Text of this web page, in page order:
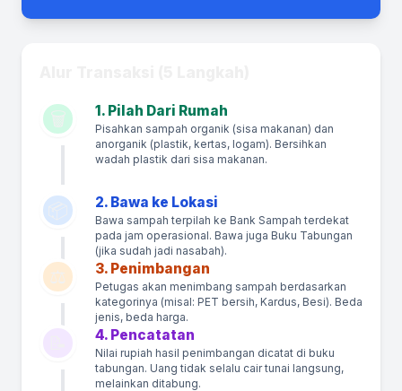
🗑️ 1. Pilah Dari Rumah
Pisahkan sampah organik (sisa makanan) dan
anorganik (plastik, kertas, logam). Bersihkan
wadah plastik dari sisa makanan.
2. Bawa ke Lokasi
Bawa sampah terpilah ke Bank Sampah terdekat
pada jam operasional. Bawa juga Buku Tabungan
(jika sudah jadi nasabah).
⚖️ 3. Penimbangan
Petugas akan menimbang sampah berdasarkan
kategorinya (misal: PET bersih, Kardus, Besi). Beda
jenis, beda harga.
4. Pencatatan
Nilai rupiah hasil penimbangan dicatat di buku
tabungan. Uang tidak selalu cair tunai langsung,
melainkan ditabung.